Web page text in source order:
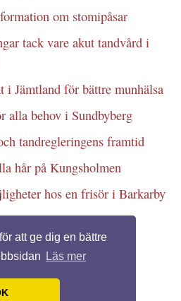
att ge dig en bättre
Läs mer
om stomipåsar
tack vare akut tandvård i
i Jämtland för bättre munhälsa
alla behov i Sundbyberg
tandregleringens framtid
hår på Kungsholmen
hos en frisör i Barkarby
rättigheter förbehållna.